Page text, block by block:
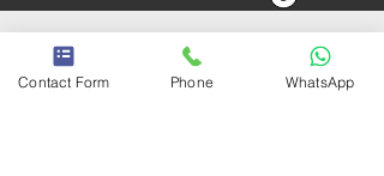
Contact Form Phone WhatsApp